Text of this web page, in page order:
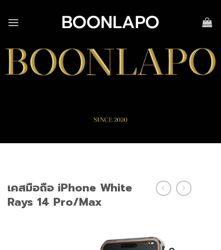
content
เคสมือถือ iPhone White
Rays 14 Pro/Max